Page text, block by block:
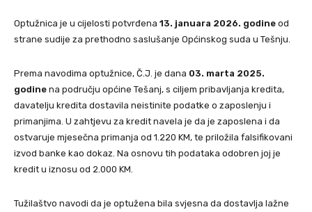
Optužnica je u cijelosti potvrđena 13. januara 2026. godine od
strane sudije za prethodno saslušanje Općinskog suda u Tešnju.
Prema navodima optužnice, Č.J. je dana 03. marta 2025.
godine na području općine Tešanj, s ciljem pribavljanja kredita,
davatelju kredita dostavila neistinite podatke o zaposlenju i
primanjima. U zahtjevu za kredit navela je da je zaposlena i da
ostvaruje mjesečna primanja od 1.220 KM, te priložila falsifikovani
izvod banke kao dokaz. Na osnovu tih podataka odobren joj je
kredit u iznosu od 2.000 KM.
Tužilaštvo navodi da je optužena bila svjesna da dostavlja lažne